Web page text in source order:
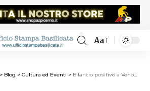
Aa
> Blog > Cultura ed Eventi > Bilancio positivo a Venosa per la sesta edizione del festival del libro Borgo d’Autore